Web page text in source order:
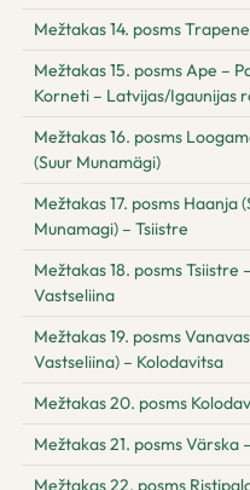
Mežtakas 14. posms
Mežtakas 15. posms Ape –
Korneti – Latvijas/Igaunijas
Mežtakas 16. posms
(Suur Munamägi)
Mežtakas 17. posms Haanja
Munamagi) – Tsiistre
Mežtakas 18. posms Tsiistre
Vastseliina
Mežtakas 19. posms
Vastseliina) – Kolodavitsa
Mežtakas 20. posms
Mežtakas 21. posms Värska
Mežtakas 22. posms